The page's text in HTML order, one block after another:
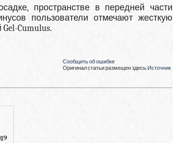
пространстве в передней части
пользователи отмечают жесткую
Cumulus.
Сообщить об ошибке
Оригинал статьи размещен здесь:Источник